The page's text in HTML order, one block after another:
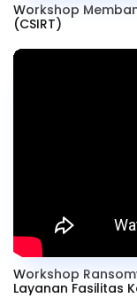
Workshop
(CSIRT)
Workshop
Layanan Fasilitas